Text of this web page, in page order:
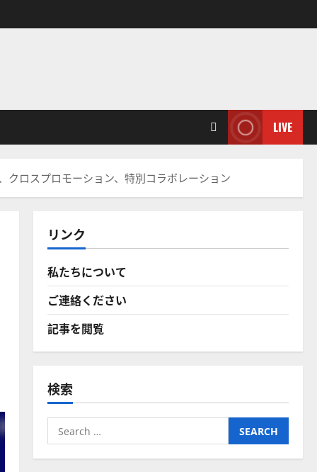
LIVE
クロスプロモーション、特別コラボレーション
リンク
私たちについて
ご連絡ください
記事を閲覧
検索
Search
for: